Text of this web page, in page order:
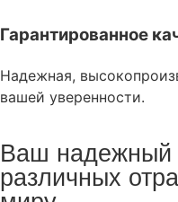
Гарантированное
Надежная,
вашей уверенности.
Ваш надежный
различных